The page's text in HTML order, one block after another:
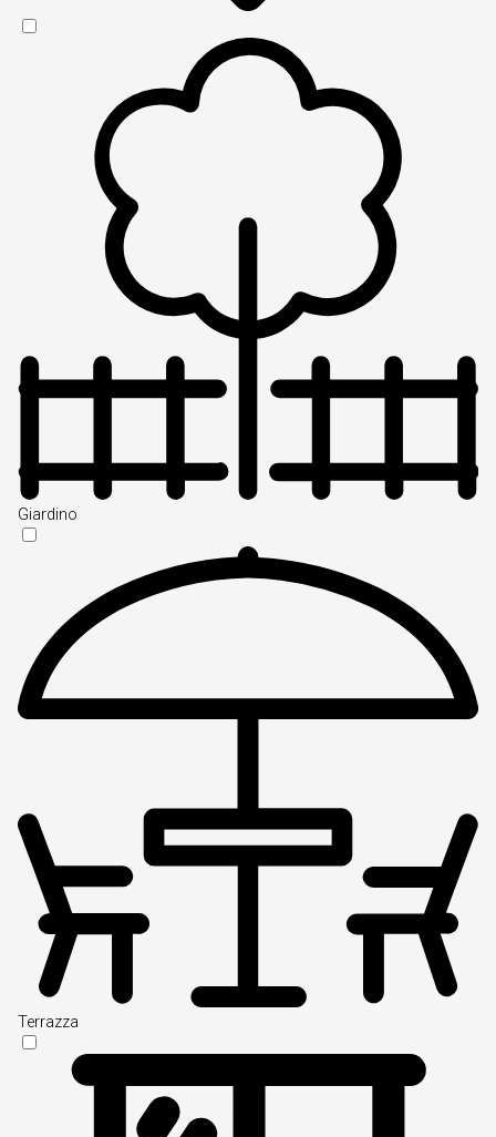
Giardino
Terrazza